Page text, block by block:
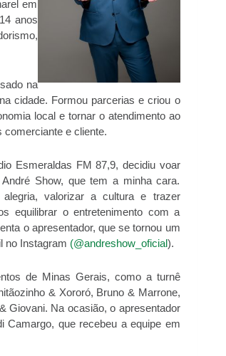
em
anos
na
cidade. Formou parcerias e criou o
local e tornar o atendimento ao
comerciante e cliente.
Esmeraldas FM 87,9, decidiu voar
Show, que tem a minha cara.
alegria, valorizar a cultura e trazer
equilibrar o entretenimento com a
o apresentador, que se tornou um
no Instagram (@andreshow_oficial).
de Minas Gerais, como a turnê
& Xororó, Bruno & Marrone,
Giovani. Na ocasião, o apresentador
Camargo, que recebeu a equipe em